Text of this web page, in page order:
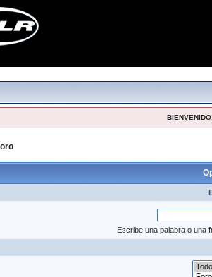
Escribe una palabra o una